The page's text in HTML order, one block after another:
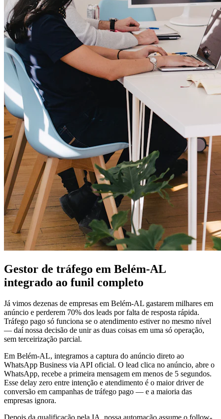
Gestor de tráfego em Belém-AL
integrado ao funil completo
Já vimos dezenas de empresas em Belém-AL gastarem milhares em
anúncio e perderem 70% dos leads por falta de resposta rápida.
Tráfego pago só funciona se o atendimento estiver no mesmo nível
— daí nossa decisão de unir as duas coisas em uma só operação,
sem terceirização parcial.
Em Belém-AL, integramos a captura do anúncio direto ao
WhatsApp Business via API oficial. O lead clica no anúncio, abre o
WhatsApp, recebe a primeira mensagem em menos de 5 segundos.
Esse delay zero entre intenção e atendimento é o maior driver de
conversão em campanhas de tráfego pago — e a maioria das
empresas ignora.